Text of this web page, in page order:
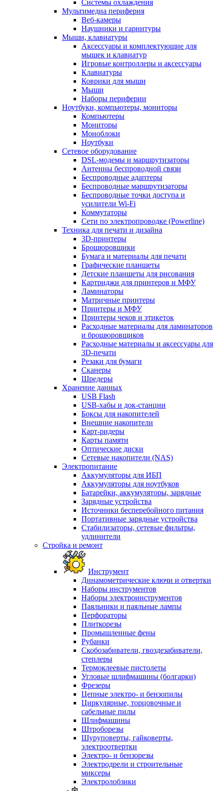
Системы охлаждения
Мультимедиа периферия
Веб-камеры
Наушники и гарнитуры
Мыши, клавиатуры
Аксессуары и комплектующие для
мышек и клавиатур
Игровые контроллеры и аксессуары
Клавиатуры
Коврики для мыши
Мыши
Наборы периферии
Ноутбуки, компьютеры, мониторы
Компьютеры
Мониторы
Моноблоки
Ноутбуки
Сетевое оборудование
DSL-модемы и маршрутизаторы
Антенны беспроводной связи
Беспроводные адаптеры
Беспроводные маршрутизаторы
Беспроводные точки доступа и
усилители Wi-Fi
Коммутаторы
Сети по электропроводке (Powerline)
Техника для печати и дизайна
3D-принтеры
Брошюровщики
Бумага и материалы для печати
Графические планшеты
Детские планшеты для рисования
Картриджи для принтеров и МФУ
Ламинаторы
Матричные принтеры
Принтеры и МФУ
Принтеры чеков и этикеток
Расходные материалы для ламинаторов
и брошюровщиков
Расходные материалы и аксессуары для
3D-печати
Резаки для бумаги
Сканеры
Шредеры
Хранение данных
USB Flash
USB-хабы и док-станции
Боксы для накопителей
Внешние накопители
Карт-ридеры
Карты памяти
Оптические диски
Сетевые накопители (NAS)
Электропитание
Аккумуляторы для ИБП
Аккумуляторы для ноутбуков
Батарейки, аккумуляторы, зарядные
Зарядные устройства
Источники бесперебойного питания
Портативные зарядные устройства
Стабилизаторы, сетевые фильтры,
удлинители
Стройка и ремонт
Инструмент
Динамометрические ключи и отвертки
Наборы инструментов
Наборы электроинструментов
Паяльники и паяльные лампы
Перфораторы
Плиткорезы
Промышленные фены
Рубанки
Скобозабиватели, гвоздезабиватели,
степлеры
Термоклеевые пистолеты
Угловые шлифмашины (болгарки)
Фрезеры
Цепные электро- и бензопилы
Циркулярные, торцовочные и
сабельные пилы
Шлифмашины
Штроборезы
Шуруповерты, гайковерты,
электроотвертки
Электро- и бензорезы
Электродрели и строительные
миксеры
Электролобзики